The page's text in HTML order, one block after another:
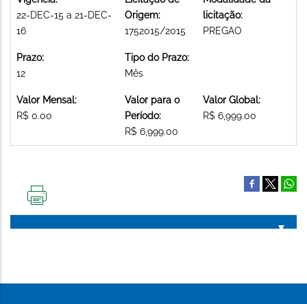
22-DEC-15 a 21-DEC-
16
Origem:
1752015/2015
licitação:
PREGAO
Prazo:
12
Tipo do Prazo:
Mês
Valor Mensal:
R$ 0.00
Valor para o
Período:
R$ 6,999.00
Valor Global:
R$ 6,999.00
PÁGINA